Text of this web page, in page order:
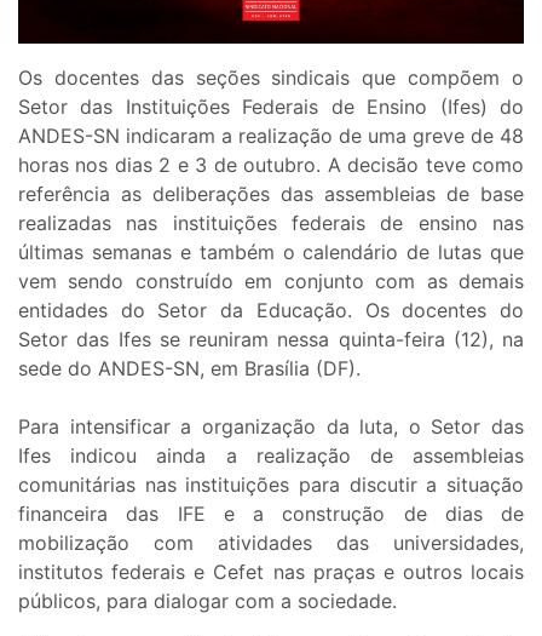
Os docentes das seções sindicais que compõem o
Setor das Instituições Federais de Ensino (Ifes) do
ANDES-SN indicaram a realização de uma greve de 48
horas nos dias 2 e 3 de outubro. A decisão teve como
referência as deliberações das assembleias de base
realizadas nas instituições federais de ensino nas
últimas semanas e também o calendário de lutas que
vem sendo construído em conjunto com as demais
entidades do Setor da Educação. Os docentes do
Setor das Ifes se reuniram nessa quinta-feira (12), na
sede do ANDES-SN, em Brasília (DF).
Para intensificar a organização da luta, o Setor das
Ifes indicou ainda a realização de assembleias
comunitárias nas instituições para discutir a situação
financeira das IFE e a construção de dias de
mobilização com atividades das universidades,
institutos federais e Cefet nas praças e outros locais
públicos, para dialogar com a sociedade.